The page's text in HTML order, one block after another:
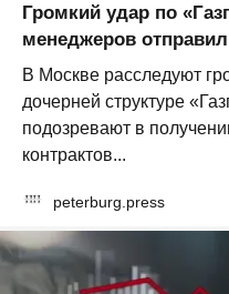
Громкий удар по
менеджеров
В Москве расследуют
дочерней структуре
подозревают в
контрактов...
peterburg.press